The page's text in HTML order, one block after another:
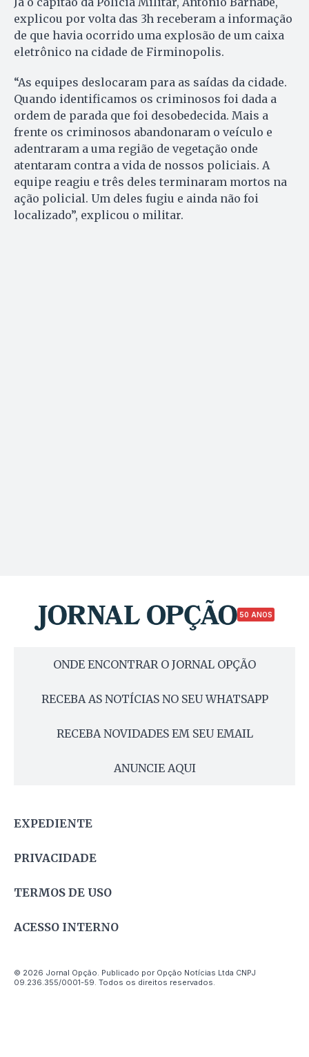
explicou por volta das 3h receberam a informação
de que havia ocorrido uma explosão de um caixa
eletrônico na cidade de Firminopolis.
“As equipes deslocaram para as saídas da cidade.
Quando identificamos os criminosos foi dada a
ordem de parada que foi desobedecida. Mais a
frente os criminosos abandonaram o veículo e
adentraram a uma região de vegetação onde
atentaram contra a vida de nossos policiais. A
equipe reagiu e três deles terminaram mortos na
ação policial. Um deles fugiu e ainda não foi
localizado”, explicou o militar.
50 ANOS
ONDE ENCONTRAR O JORNAL OPÇÃO
RECEBA AS NOTÍCIAS NO SEU WHATSAPP
RECEBA NOVIDADES EM SEU EMAIL
ANUNCIE AQUI
EXPEDIENTE
PRIVACIDADE
TERMOS DE USO
ACESSO INTERNO
© 2026 Jornal Opção. Publicado por Opção Notícias Ltda CNPJ
09.236.355/0001-59. Todos os direitos reservados.